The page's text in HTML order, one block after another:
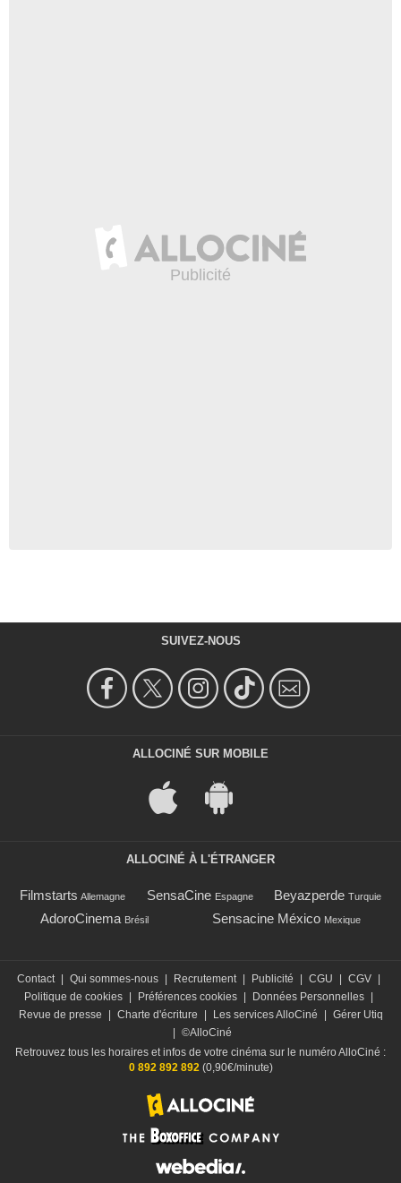
SUIVEZ-NOUS
ALLOCINÉ SUR MOBILE
ALLOCINÉ À L'ÉTRANGER
Filmstarts Allemagne SensaCine Espagne Beyazperde Turquie
AdoroCinema Brésil Sensacine México Mexique
Contact Qui sommes-nous Recrutement Publicité CGU CGV
Politique de cookies
Préférences cookies Données Personnelles
Revue de presse
Charte d'écriture Les services AlloCiné
Gérer Utiq
©AlloCiné
Retrouvez tous les horaires et infos de votre cinéma sur le numéro AlloCiné :
0 892 892 892(0,90€/minute)